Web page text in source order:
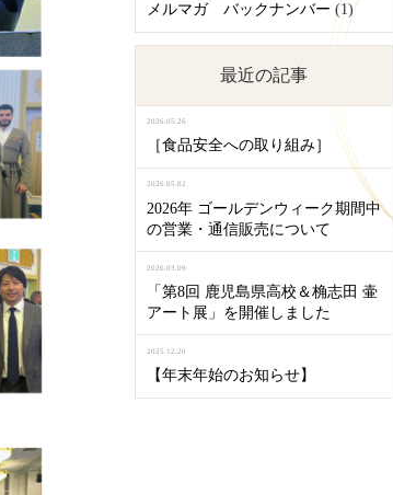
メルマガ バックナンバー (1)
最近の記事
［食品安全への取り組み］
2026.05.26
2026年 ゴールデンウィーク期間中
の営業・通信販売について
2026.05.02
「第8回 鹿児島県高校＆桷志田 壷
アート展」を開催しました
2026.03.09
【年末年始のお知らせ】
2025.12.20